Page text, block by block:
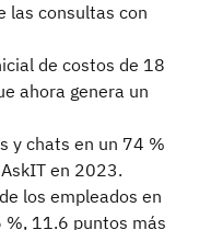
las consultas con
de costos de 18
ahora genera un
y chats en un 74 %
en 2023.
los empleados en
%, 11.6 puntos más